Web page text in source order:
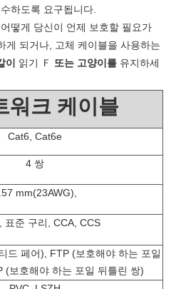
하도록 요구됩니다.
떻게 당신이 언제 보호할 필요가
게 되거나, 고체 케이블을 사용하는
이 읽기 Ｆ 또는 고양이를유지하세
워크 케이블
Cat6, Cat6e
4 쌍
mm(23AWG),
표준 구리, CCA, CCS
드 페어), FTP (보호해야 하는 포일
(보호해야 하는 포일 뒤틀린 쌍)